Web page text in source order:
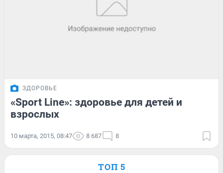
ЗДОРОВЬЕ
«Sport Line»: здоровье для детей и
взрослых
10 марта, 2015, 08:47 8 687 8
ТОП 5